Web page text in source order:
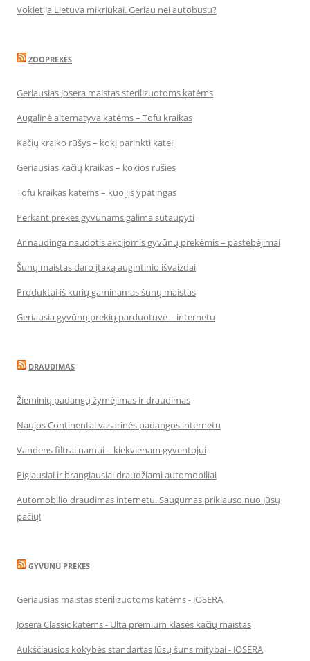
Vokietija Lietuva mikriukai. Geriau nei autobusu?
ZOOPREKĖS
Geriausias Josera maistas sterilizuotoms katėms
Augalinė alternatyva katėms – Tofu kraikas
Kačių kraiko rūšys – kokį parinkti katei
Geriausias kačių kraikas – kokios rūšies
Tofu kraikas katėms – kuo jis ypatingas
Perkant prekes gyvūnams galima sutaupyti
Ar naudinga naudotis akcijomis gyvūnų prekėmis – pastebėjimai
Šunų maistas daro įtaką augintinio išvaizdai
Produktai iš kurių gaminamas šunų maistas
Geriausia gyvūnų prekių parduotuvė – internetu
DRAUDIMAS
Žieminių padangų žymėjimas ir draudimas
Naujos Continental vasarinės padangos internetu
Vandens filtrai namui – kiekvienam gyventojui
Pigiausiai ir brangiausiai draudžiami automobiliai
Automobilio draudimas internetu. Saugumas priklauso nuo Jūsų
pačių!
GYVUNU PREKES
Geriausias maistas sterilizuotoms katėms - JOSERA
Josera Classic katėms - Ulta premium klasės kačių maistas
Aukščiausios kokybės standartas Jūsų šuns mitybai - JOSERA